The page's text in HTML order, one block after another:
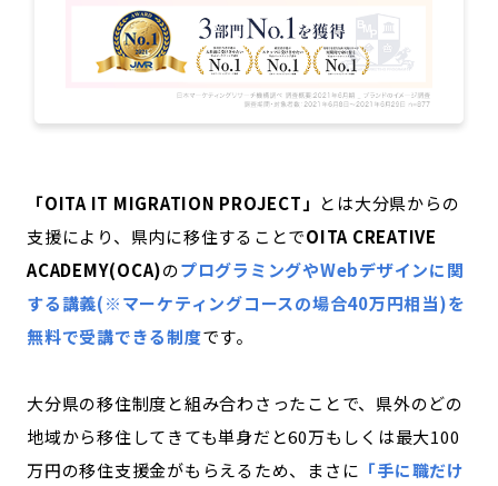
「OITA IT MIGRATION PROJECT」 とは大分県からの
支援により、県内に移住することでOITA CREATIVE
ACADEMY(OCA)のプログラミングやWebデザインに関
する講義(※マーケティングコースの場合40万円相当)を
無料で受講できる制度です。
大分県の移住制度と組み合わさったことで、県外のどの
地域から移住してきても単身だと60万もしくは最大100
万円の移住支援金がもらえるため、まさに 「手に職だけ